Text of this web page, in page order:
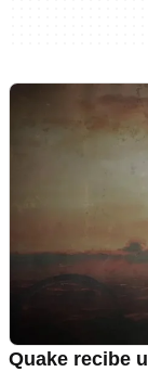
Quake recibe